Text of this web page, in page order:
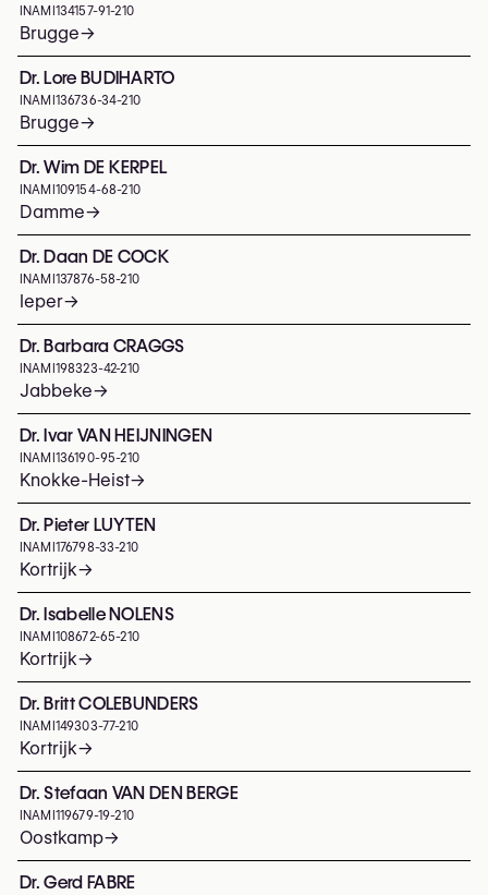
INAMI 134157-91-210
Brugge→
Dr. Lore BUDIHARTO
INAMI 136736-34-210
Brugge→
Dr. Wim DE KERPEL
INAMI 109154-68-210
Damme→
Dr. Daan DE COCK
INAMI 137876-58-210
Ieper→
Dr. Barbara CRAGGS
INAMI 198323-42-210
Jabbeke→
Dr. Ivar VAN HEIJNINGEN
INAMI 136190-95-210
Knokke-Heist→
Dr. Pieter LUYTEN
INAMI 176798-33-210
Kortrijk→
Dr. Isabelle NOLENS
INAMI 108672-65-210
Kortrijk→
Dr. Britt COLEBUNDERS
INAMI 149303-77-210
Kortrijk→
Dr. Stefaan VAN DEN BERGE
INAMI 119679-19-210
Oostkamp→
Dr. Gerd FABRE